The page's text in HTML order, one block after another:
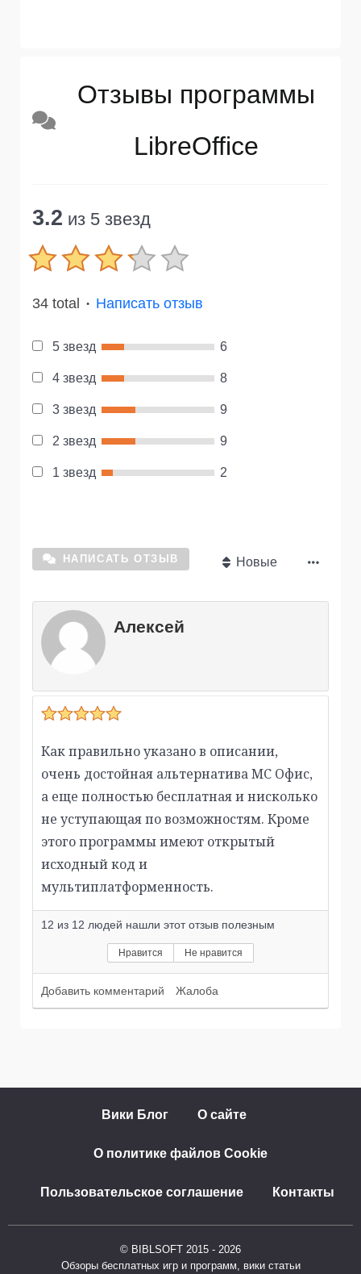
Отзывы программы
LibreOffice
3.2 из 5 звезд
34 total ● Написать отзыв
5 звезд 6
4 звезд 8
3 звезд 9
2 звезд 9
1 звезд 2
НАПИСАТЬ ОТЗЫВ Новые
Алексей
Как правильно указано в описании,
очень достойная альтернатива МС Офис,
а еще полностью бесплатная и нисколько
не уступающая по возможностям. Кроме
этого программы имеют открытый
исходный код и
мультиплатформенность.
12 из 12 людей нашли этот отзыв полезным
Нравится Не нравится
Добавить комментарий Жалоба
Вики Блог О сайте
О политике файлов Cookie
Пользовательское соглашение Контакты
© BIBLSOFT 2015 - 2026
Обзоры бесплатных игр и программ, вики статьи